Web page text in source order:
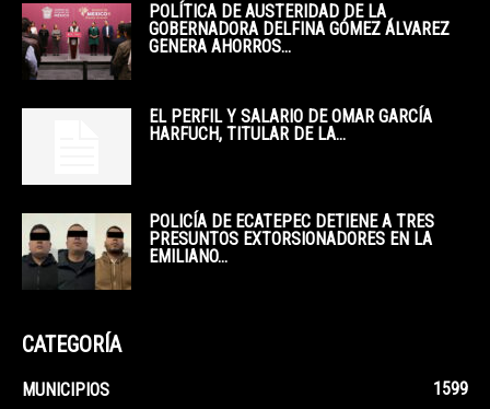
POLÍTICA DE AUSTERIDAD DE LA
GOBERNADORA DELFINA GÓMEZ ÁLVAREZ
GENERA AHORROS...
EL PERFIL Y SALARIO DE OMAR GARCÍA
HARFUCH, TITULAR DE LA...
POLICÍA DE ECATEPEC DETIENE A TRES
PRESUNTOS EXTORSIONADORES EN LA
EMILIANO...
CATEGORÍA
MUNICIPIOS
1599